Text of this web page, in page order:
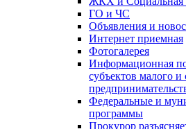
ГО и ЧС
Объявления и
Интернет приемная
Фотогалерея
Информационная
субъектов малого и
Федеральные и
программы
Прокурор